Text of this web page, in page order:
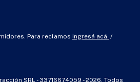
Para reclamos ingresá acá. /
SRL - 33716674059 - 2026. Todos